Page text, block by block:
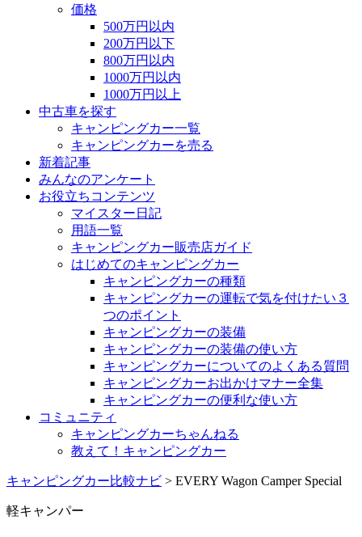
価格
500万円以内
200万円以下
800万円以内
1000万円以内
1000万円以上
中古車を探す
キャンピングカー一覧
キャンピングカーを売る
新着記事
みんなのアンケート
お役立ちコンテンツ
マイスター日記
用語一覧
キャンピングカー販売店ガイド
はじめてのキャンピングカー
キャンピングカーの種類
キャンピングカーの運転で気を付けたい３
つのポイント
キャンピングカーの装備
キャンピングカーの装備の使い方
キャンピングカーについてのよくある質問
キャンピングカーお出かけマナー全集
キャンピングカーの便利な使い方
コミュニティ
キャンピングカーちゃんねる
教えて！キャンピングカー
キャンピングカー比較ナビ > EVERY Wagon Camper Special
軽キャンパー